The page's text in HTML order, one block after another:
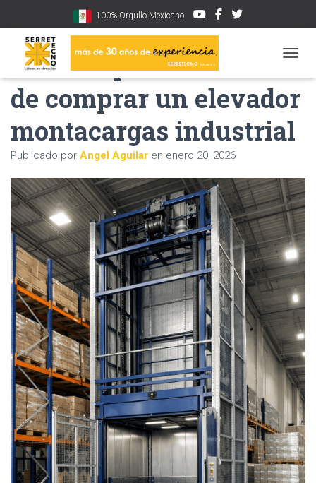
100% Orgullo Mexicano
Errores que evitar antes
de comprar un elevador
montacargas industrial
Publicado por Angel Aguilar en enero 20, 2026